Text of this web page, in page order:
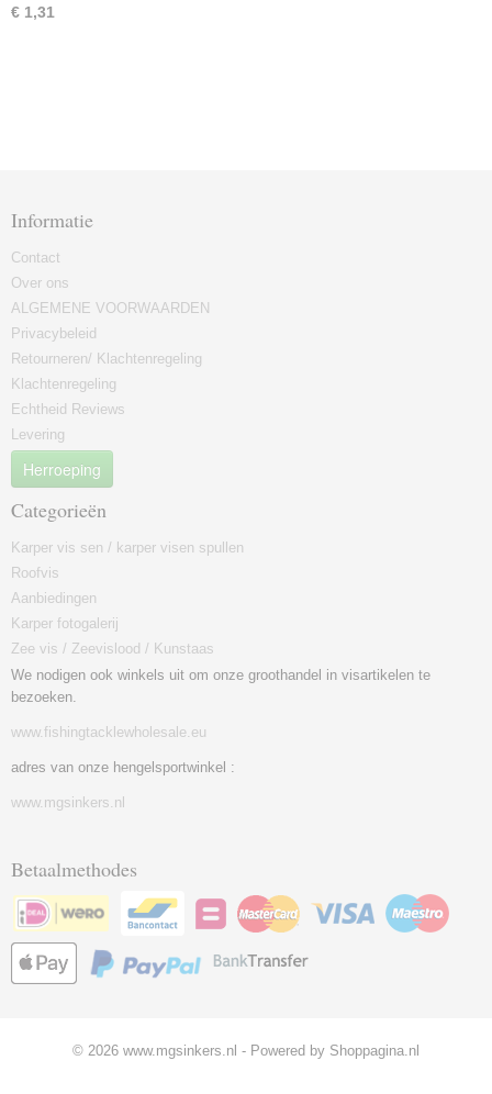
€ 1,31
Informatie
Contact
Over ons
ALGEMENE VOORWAARDEN
Privacybeleid
Retourneren/ Klachtenregeling
Klachtenregeling
Echtheid Reviews
Levering
Herroeping
Categorieën
Karper vis sen / karper visen spullen
Roofvis
Aanbiedingen
Karper fotogalerij
Zee vis / Zeevislood / Kunstaas
We nodigen ook winkels uit om onze groothandel in visartikelen te
bezoeken.
www.fishingtacklewholesale.eu
adres van onze hengelsportwinkel :
www.mgsinkers.nl
Betaalmethodes
© 2026 www.mgsinkers.nl - Powered by Shoppagina.nl